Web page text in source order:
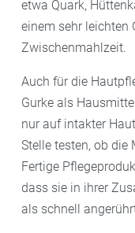
etwa Quark,
einem sehr leichten
Zwischenmahlzeit.
Auch für die
Gurke als
nur auf intakter
Stelle testen, ob die
Fertige
dass sie in ihrer
als schnell